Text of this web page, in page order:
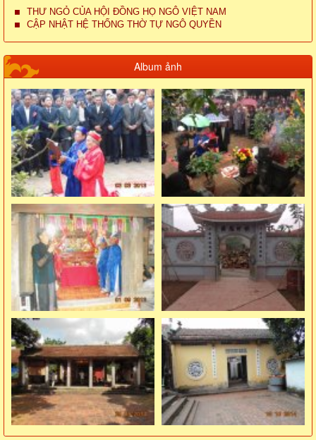
THƯ NGỎ CỦA HỘI ĐỒNG HỌ NGÔ VIỆT NAM
CẬP NHẬT HỆ THỐNG THỜ TỰ NGÔ QUYỀN
Album ảnh